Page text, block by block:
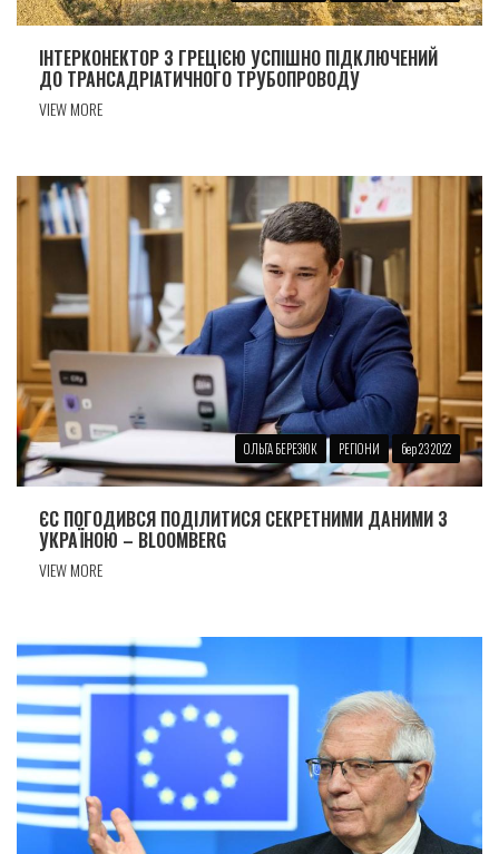
ІНТЕРКОНЕКТОР З ГРЕЦІЄЮ УСПІШНО ПІДКЛЮЧЕНИЙ
ДО ТРАНСАДРІАТИЧНОГО ТРУБОПРОВОДУ
VIEW MORE
ОЛЬГА БЕРЕЗЮК РЕГІОНИ бер 23 2022
ЄС ПОГОДИВСЯ ПОДІЛИТИСЯ СЕКРЕТНИМИ ДАНИМИ З
УКРАЇНОЮ – BLOOMBERG
VIEW MORE